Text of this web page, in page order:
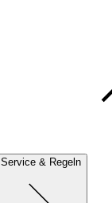
Service & Regeln